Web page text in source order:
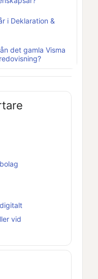
i Deklaration &
det gamla Visma
vid